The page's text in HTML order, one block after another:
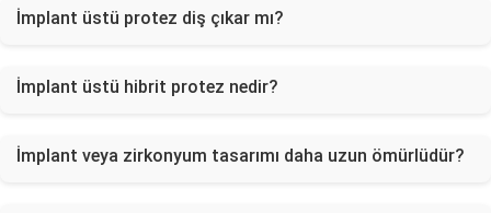
İmplant üstü protez diş çıkar mı?
İmplant üstü hibrit protez nedir?
İmplant veya zirkonyum tasarımı daha uzun ömürlüdür?